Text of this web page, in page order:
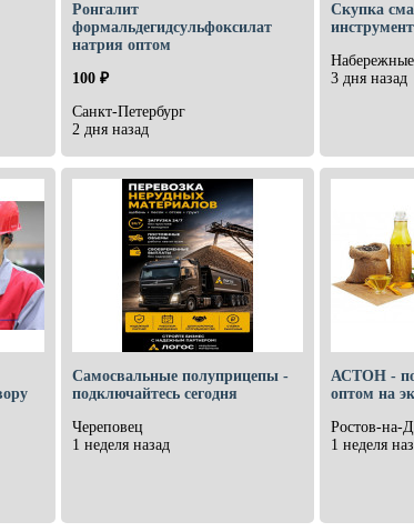
Ронгалит
формальдегидсульфоксилат
натрия оптом
100 ₽
Санкт-Петербург
2 дня назад
Скупка
3 дня назад
Самосвальные полуприцепы -
подключайтесь сегодня
Череповец
1 неделя назад
АСТОН -
оптом на
Ростов-на-
1 неделя